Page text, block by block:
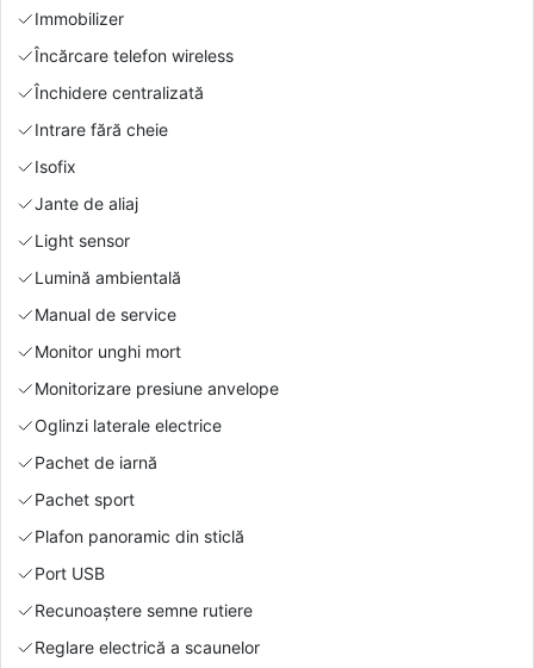
Immobilizer
Încărcare telefon wireless
Închidere centralizată
Intrare fără cheie
Isofix
Jante de aliaj
Light sensor
Lumină ambientală
Manual de service
Monitor unghi mort
Monitorizare presiune anvelope
Oglinzi laterale electrice
Pachet de iarnă
Pachet sport
Plafon panoramic din sticlă
Port USB
Recunoaștere semne rutiere
Reglare electrică a scaunelor